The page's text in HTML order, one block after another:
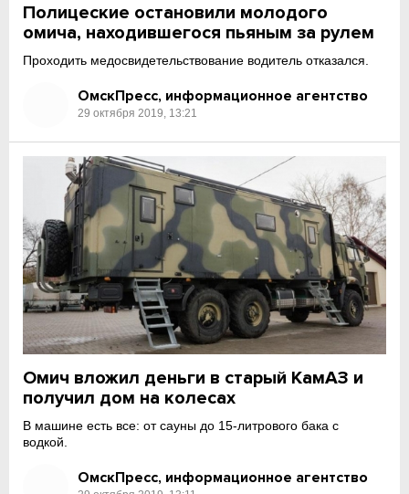
Полицеские остановили молодого
омича, находившегося пьяным за рулем
Проходить медосвидетельствование водитель отказался.
ОмскПресс, информационное агентство
29 октября 2019, 13:21
Омич вложил деньги в старый КамАЗ и
получил дом на колесах
В машине есть все: от сауны до 15-литрового бака с
водкой.
ОмскПресс, информационное агентство